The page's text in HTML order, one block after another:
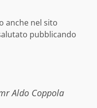
anche nel sito
pubblicando
Aldo Coppola